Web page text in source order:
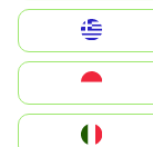
Magyarország